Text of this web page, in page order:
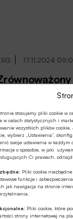
stosujemy pliki cookie w
w celach statystycznych i
wszystkich plików
wybierz „Ustawienia”,
swoje ustawienia w każdym
o sposobie, w jaki
Ci prawach,
Pliki cookie
funkcje i
jak nawigacja na stronie
Pliki cookie, które
strony internetowej na
17.11.2024
start-upy
o
miastach,
dla
potrzebują
– to wnioski z
30.10.2024